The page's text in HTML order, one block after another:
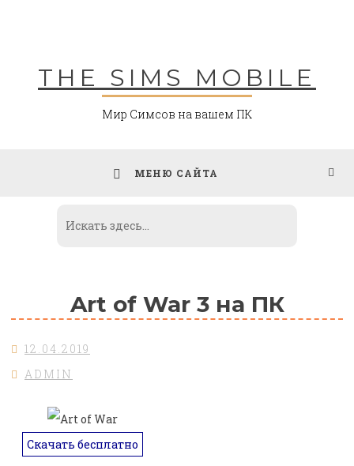
THE SIMS MOBILE
Мир Симсов на вашем ПК
МЕНЮ САЙТА
Art of War 3 на ПК
12.04.2019
ADMIN
Скачать бесплатно